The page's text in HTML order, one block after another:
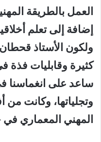
العمل بالطريقة
إضافة إلى تعلم
ولكون الأستاذ
كثيرة وقابليات فذة
ساعد على انغماسنا
وتجلياتها، وكانت
المهني المعماري في